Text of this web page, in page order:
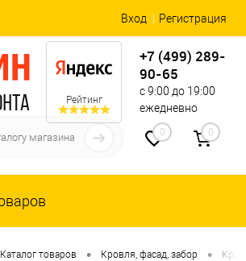
Вход Регистрация
Рейтинг
+7 (499) 289-
90-65
с 9:00 до 19:00
ежедневно
0 0
Каталог товаров • Кровля, фасад, забор •